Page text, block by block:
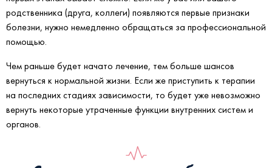
родственника (друга, коллеги) появляются первые признаки
болезни, нужно немедленно обращаться за профессиональной
помощью.
Чем раньше будет начато лечение, тем больше шансов
вернуться к нормальной жизни. Если же приступить к терапии
на последних стадиях зависимости, то будет уже невозможно
вернуть некоторые утраченные функции внутренних систем и
органов.